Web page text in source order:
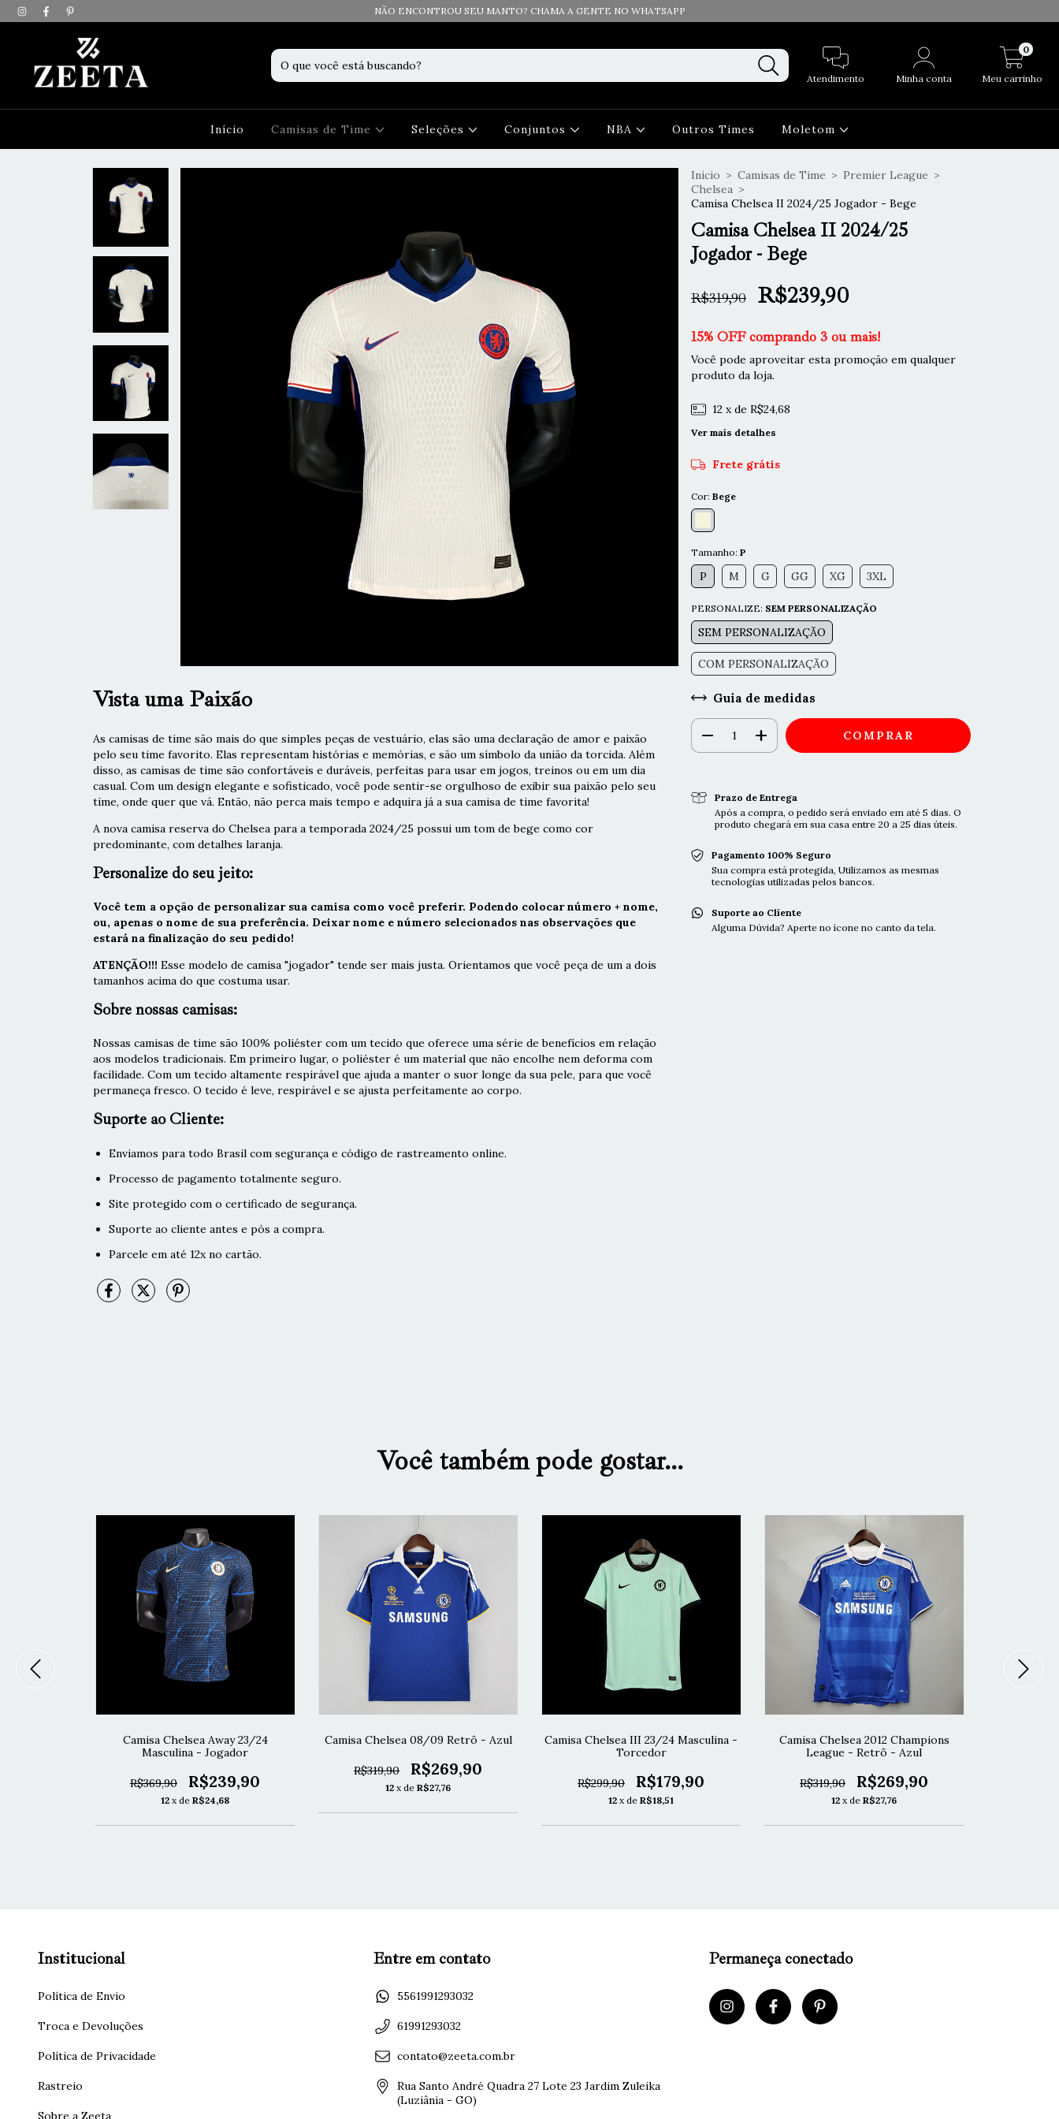
NÃO ENCONTROU SEU MANTO? CHAMA A GENTE NO WHATSAPP
Atendimento Minha conta Meu carrinho
0
Início Camisas de Time Seleções Conjuntos NBA Outros Times Moletom
Vista uma Paixão
As camisas de time são mais do que simples peças de vestuário, elas são uma declaração de amor e paixão
pelo seu time favorito. Elas representam histórias e memórias, e são um símbolo da união da torcida. Além
disso, as camisas de time são confortáveis e duráveis, perfeitas para usar em jogos, treinos ou em um dia
casual. Com um design elegante e sofisticado, você pode sentir-se orgulhoso de exibir sua paixão pelo seu
time, onde quer que vá. Então, não perca mais tempo e adquira já a sua camisa de time favorita!
A nova camisa reserva do Chelsea para a temporada 2024/25 possui um tom de bege como cor
predominante, com detalhes laranja.
Personalize do seu jeito:
Você tem a opção de personalizar sua camisa como você preferir. Podendo colocar número + nome,
ou, apenas o nome de sua preferência. Deixar nome e número selecionados nas observações que
estará na finalização do seu pedido!
ATENÇÃO!!! Esse modelo de camisa "jogador" tende ser mais justa. Orientamos que você peça de um a dois
tamanhos acima do que costuma usar.
Sobre nossas camisas:
Nossas camisas de time são 100% poliéster com um tecido que oferece uma série de benefícios em relação
aos modelos tradicionais. Em primeiro lugar, o poliéster é um material que não encolhe nem deforma com
facilidade. Com um tecido altamente respirável que ajuda a manter o suor longe da sua pele, para que você
permaneça fresco. O tecido é leve, respirável e se ajusta perfeitamente ao corpo.
Suporte ao Cliente:
Enviamos para todo Brasil com segurança e código de rastreamento online.
Processo de pagamento totalmente seguro.
Site protegido com o certificado de segurança.
Suporte ao cliente antes e pós a compra.
Parcele em até 12x no cartão.
Início > Camisas de Time > Premier League >
Chelsea >
Camisa Chelsea II 2024/25 Jogador - Bege
Camisa Chelsea II 2024/25
Jogador - Bege
R$319,90 R$239,90
15% OFF comprando 3 ou mais!
Você pode aproveitar esta promoção em qualquer
produto da loja.
12 x de R$24,68
Ver mais detalhes
Frete grátis
Cor: Bege
Tamanho: P
P M G GG XG 3XL
PERSONALIZE: SEM PERSONALIZAÇÃO
SEM PERSONALIZAÇÃO
COM PERSONALIZAÇÃO
Guia de medidas
Prazo de Entrega
Após a compra, o pedido será enviado em até 5 dias. O
produto chegará em sua casa entre 20 a 25 dias úteis.
Pagamento 100% Seguro
Sua compra está protegida, Utilizamos as mesmas
tecnologias utilizadas pelos bancos.
Suporte ao Cliente
Alguma Dúvida? Aperte no ícone no canto da tela.
Você também pode gostar...
Camisa Chelsea Away 23/24
Masculina - Jogador
R$369,90 R$239,90
12 x de R$24,68
Camisa Chelsea 08/09 Retrô - Azul
R$319,90 R$269,90
12 x de R$27,76
Camisa Chelsea III 23/24 Masculina -
Torcedor
R$299,90 R$179,90
12 x de R$18,51
Camisa Chelsea 2012 Champions
League - Retrô - Azul
R$319,90 R$269,90
12 x de R$27,76
Institucional
Política de Envio
Troca e Devoluções
Política de Privacidade
Rastreio
Sobre a Zeeta
Entre em contato
5561991293032
61991293032
contato@zeeta.com.br
Rua Santo André Quadra 27 Lote 23 Jardim Zuleika
(Luziânia - GO)
Permaneça conectado